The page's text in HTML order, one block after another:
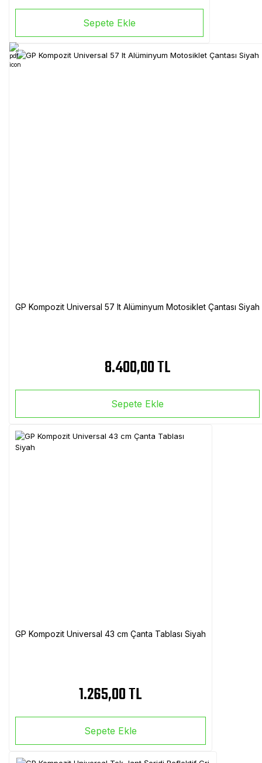
Sepete Ekle
GP Kompozit Universal 57 lt Alüminyum Motosiklet Çantası Siyah
8.400,00 TL
Sepete Ekle
GP Kompozit Universal 43 cm Çanta Tablası Siyah
1.265,00 TL
Sepete Ekle